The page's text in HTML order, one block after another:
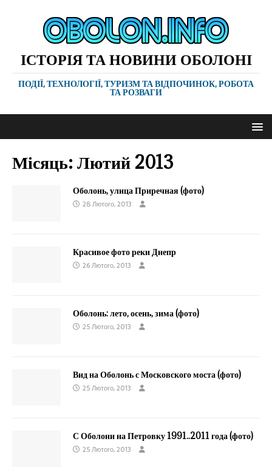
ІСТОРІЯ ТА НОВИНИ ОБОЛОНІ
ПОДІЇ, ТЕХНОЛОГІЇ, ТУРИЗМ ТА ВІДПОЧИНОК, РОБОТА
ТА РОЗВАГИ
Місяць:Лютий 2013
Оболонь, улица Приречная (фото)
28 Лютого, 2013
Красивое фото реки Днепр
26 Лютого, 2013
Оболонь: лето, осень, зима (фото)
25 Лютого, 2013
Вид на Оболонь с Московского моста (фото)
25 Лютого, 2013
С Оболони на Петровку 1991..2011 года (фото)
25 Лютого, 2013